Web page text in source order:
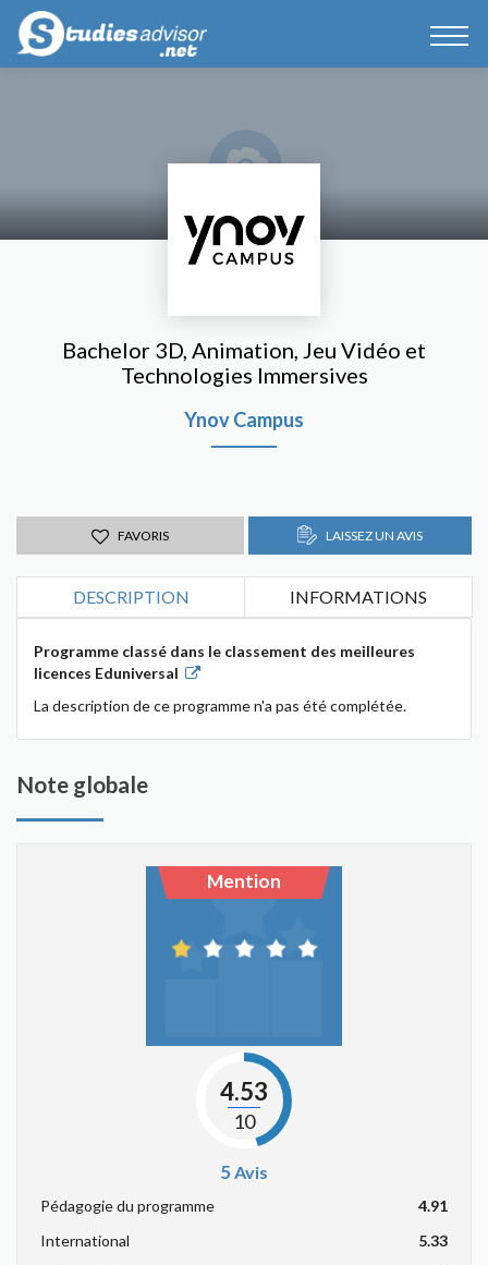
Bachelor 3D, Animation, Jeu Vidéo et
Technologies Immersives
Ynov Campus
FAVORIS LAISSEZ UN AVIS
DESCRIPTION INFORMATIONS
Programme classé dans le classement des meilleures
licences Eduniversal
La description de ce programme n'a pas été complétée.
Note globale
Mention
4.53
10
5Avis
Pédagogie du programme
4.91
International
5.33